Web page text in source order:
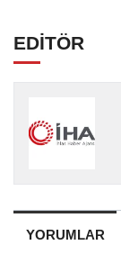
EDİTÖR
YORUMLAR